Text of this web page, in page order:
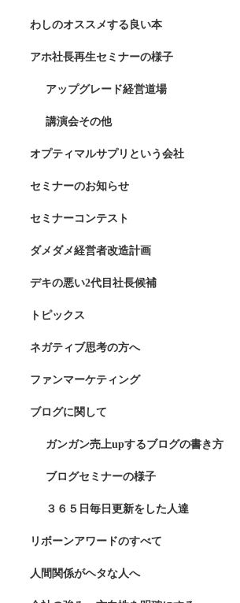
わしのオススメする良い本
アホ社長再生セミナーの様子
アップグレード経営道場
講演会その他
オプティマルサプリという会社
セミナーのお知らせ
セミナーコンテスト
ダメダメ経営者改造計画
デキの悪い2代目社長候補
トピックス
ネガティブ思考の方へ
ファンマーケティング
ブログに関して
ガンガン売上upするブログの書き方
ブログセミナーの様子
３６５日毎日更新をした人達
リボーンアワードのすべて
人間関係がヘタな人へ